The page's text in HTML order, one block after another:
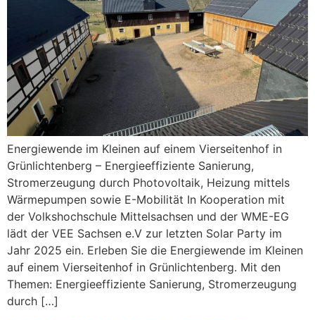
Energiewende im Kleinen auf einem Vierseitenhof in
Grünlichtenberg – Energieeffiziente Sanierung,
Stromerzeugung durch Photovoltaik, Heizung mittels
Wärmepumpen sowie E-Mobilität In Kooperation mit
der Volkshochschule Mittelsachsen und der WME-EG
lädt der VEE Sachsen e.V zur letzten Solar Party im
Jahr 2025 ein. Erleben Sie die Energiewende im Kleinen
auf einem Vierseitenhof in Grünlichtenberg. Mit den
Themen: Energieeffiziente Sanierung, Stromerzeugung
durch […]